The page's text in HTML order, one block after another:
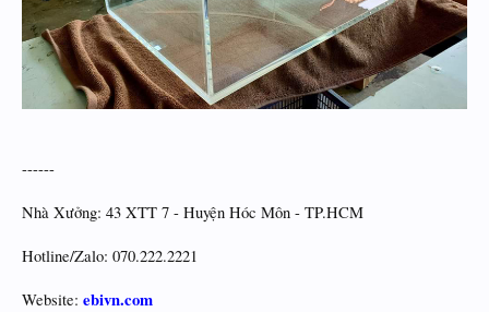
------
Nhà Xưởng: 43 XTT 7 - Huyện Hóc Môn - TP.HCM
Hotline/Zalo: 070.222.2221
Website: ebivn.com